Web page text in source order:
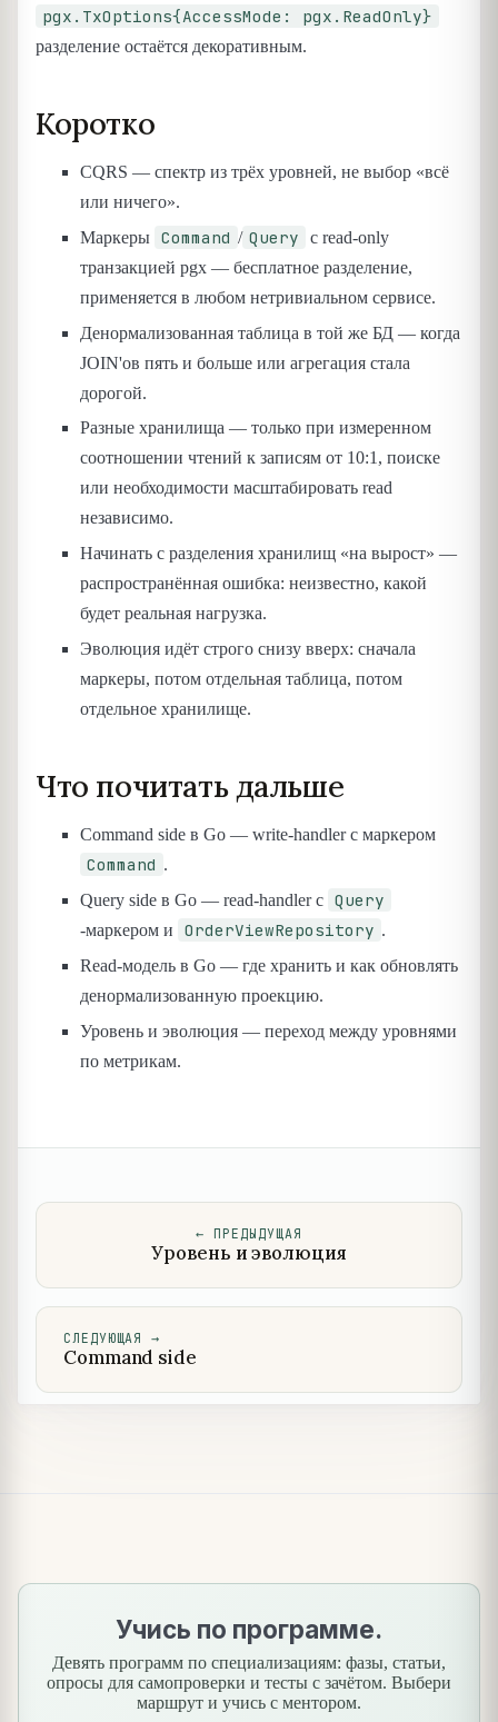
pgx.TxOptions{AccessMode: pgx.ReadOnly}
разделение остаётся декоративным.
Коротко
CQRS — спектр из трёх уровней, не выбор «всё
или ничего».
Маркеры Command / Query
с read-only
транзакцией pgx — бесплатное разделение,
применяется в любом нетривиальном сервисе.
Денормализованная таблица в той же БД — когда
JOIN'ов пять и больше или агрегация стала
дорогой.
Разные хранилища — только при измеренном
соотношении чтений к записям от 10:1, поиске
или необходимости масштабировать read
независимо.
Начинать с разделения хранилищ «на вырост» —
распространённая ошибка: неизвестно, какой
будет реальная нагрузка.
Эволюция идёт строго снизу вверх: сначала
маркеры, потом отдельная таблица, потом
отдельное хранилище.
Что почитать дальше
Command side в Go — write-handler с маркером
Command .
Query side в Go — read-handler с Query
-маркером и OrderViewRepository .
Read-модель в Go — где хранить и как обновлять
денормализованную проекцию.
Уровень и эволюция — переход между уровнями
по метрикам.
← ПРЕДЫДУЩАЯ
Уровень и эволюция
СЛЕДУЮЩАЯ →
Command side
Учись по программе.
Девять программ по специализациям: фазы, статьи,
опросы для самопроверки и тесты с зачётом. Выбери
маршрут и учись с ментором.